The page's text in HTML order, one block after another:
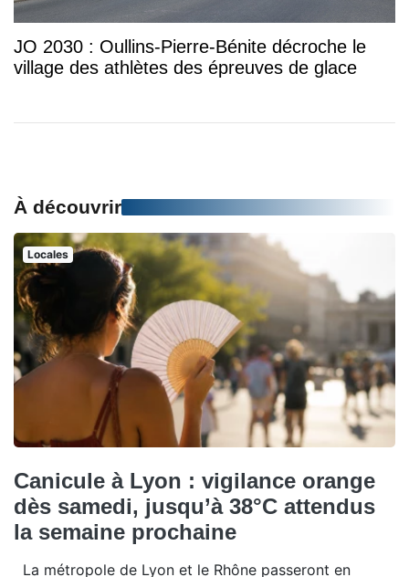
JO 2030 : Oullins-Pierre-Bénite décroche le
village des athlètes des épreuves de glace
À découvrir
Locales
Canicule à Lyon : vigilance orange
dès samedi, jusqu’à 38°C attendus
la semaine prochaine
La métropole de Lyon et le Rhône passeront en